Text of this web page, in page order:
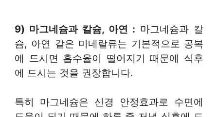
9) 마그네슘과 칼슘, 아연 : 마그네슘과 칼
슘, 아연 같은 미네랄류는 기본적으로 공복
에 드시면 흡수율이 떨어지기 때문에 식후
에 드시는 것을 권장합니다.
특히 마그네슘은 신경 안정효과로 수면에